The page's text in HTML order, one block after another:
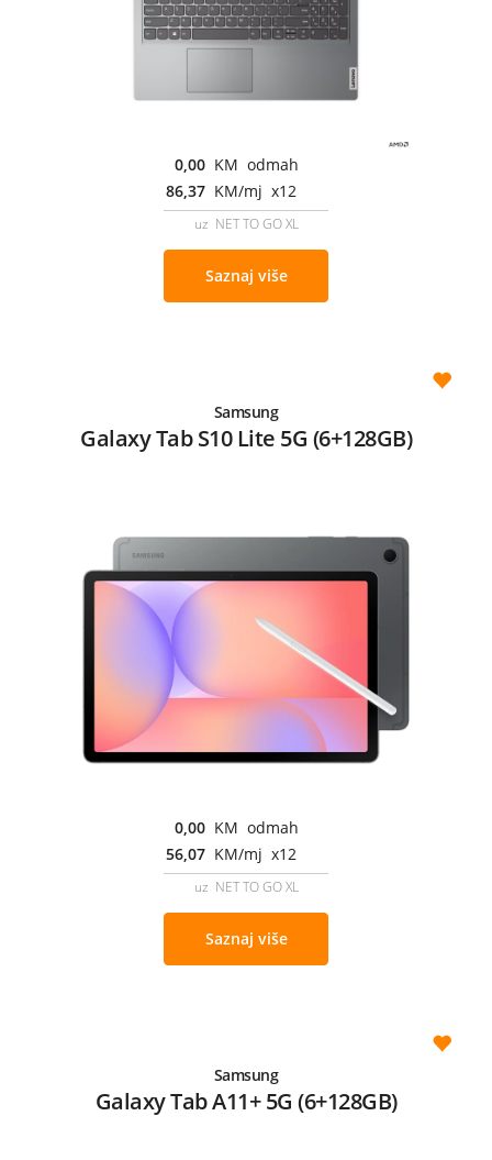
0,00 KM odmah
86,37 KM/mj x12
uz NET TO GO XL
Saznaj više
Samsung
Galaxy Tab S10 Lite 5G (6+128GB)
0,00 KM odmah
56,07 KM/mj x12
uz NET TO GO XL
Saznaj više
Samsung
Galaxy Tab A11+ 5G (6+128GB)